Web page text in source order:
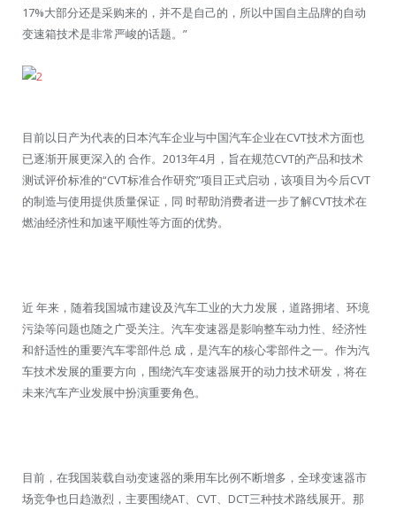
17%大部分还是采购来的，并不是自己的，所以中国自主品牌的自动
变速箱技术是非常严峻的话题。”
目前以日产为代表的日本汽车企业与中国汽车企业在CVT技术方面也
已逐渐开展更深入的 合作。2013年4月，旨在规范CVT的产品和技术
测试评价标准的“CVT标准合作研究”项目正式启动，该项目为今后CVT
的制造与使用提供质量保证，同 时帮助消费者进一步了解CVT技术在
燃油经济性和加速平顺性等方面的优势。
近 年来，随着我国城市建设及汽车工业的大力发展，道路拥堵、环境
污染等问题也随之广受关注。汽车变速器是影响整车动力性、经济性
和舒适性的重要汽车零部件总 成，是汽车的核心零部件之一。作为汽
车技术发展的重要方向，围绕汽车变速器展开的动力技术研发，将在
未来汽车产业发展中扮演重要角色。
目前，在我国装载自动变速器的乘用车比例不断增多，全球变速器市
场竞争也日趋激烈，主要围绕AT、CVT、DCT三种技术路线展开。那